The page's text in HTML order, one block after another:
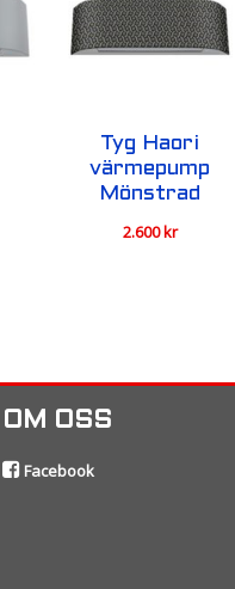
Tyg Haori
värmepump
Mönstrad
2.600kr
OM OSS
Facebook